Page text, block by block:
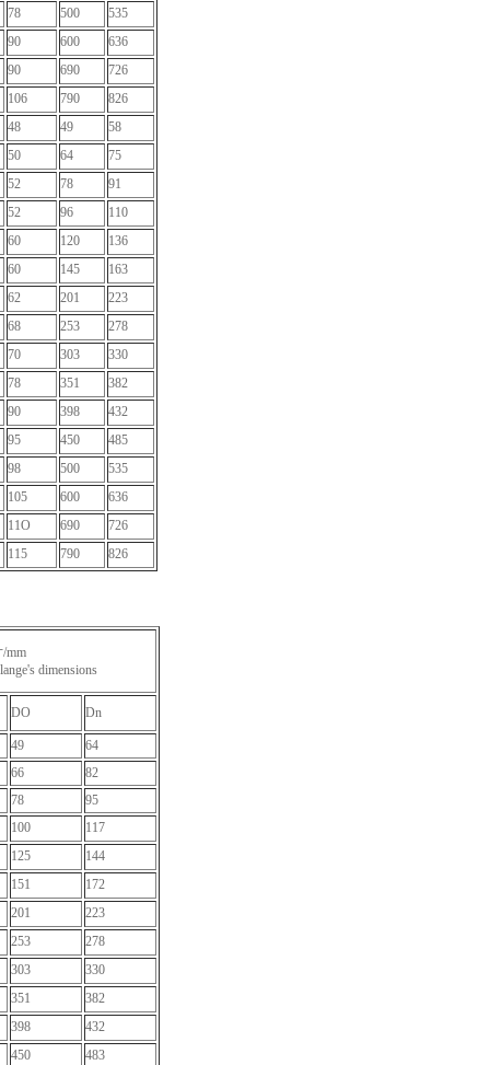
78 500
535
90 600
636
90 690
726
106 790
826
48 49
58
50 64
75
52 78
91
52 96
110
60 120
136
60 145
163
62 201
223
68 253
278
70 303
330
78 351
382
90 398
432
95 450
485
98 500
535
105 600
636
11O 690
726
115 790 826
mm
dimensions
DO Dn
49
64
66
82
78
95
100
117
125
144
151
172
201
223
253
278
303
330
351
382
398
432
450 483